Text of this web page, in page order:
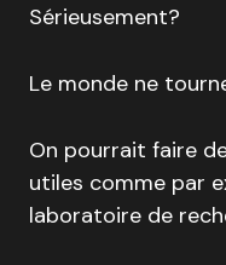
Sérieusement?
Le monde ne
On pourrait faire
utiles comme par
laboratoire de